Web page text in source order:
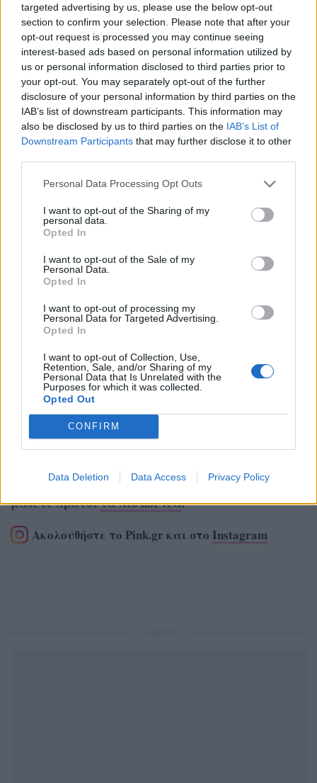
targeted advertising by us, please use the below opt-out
section to confirm your selection. Please note that after your
opt-out request is processed you may continue seeing
interest-based ads based on personal information utilized by
us or personal information disclosed to third parties prior to
your opt-out. You may separately opt-out of the further
disclosure of your personal information by third parties on the
IAB’s list of downstream participants. This information may
also be disclosed by us to third parties on the IAB’s List of
Downstream Participants that may further disclose it to other
Personal Data Processing Opt Outs
I want to opt-out of the Sharing of my
personal data.
Opted In
I want to opt-out of the Sale of my
Personal Data.
Opted In
I want to opt-out of processing my
Personal Data for Targeted Advertising.
Opted In
I want to opt-out of Collection, Use,
Retention, Sale, and/or Sharing of my
Personal Data that Is Unrelated with the
Purposes for which it was collected.
Opted Out
CONFIRM
Data Deletion Data Access Privacy Policy
[ΠΗΓΗ]
ΔΙΑΦΗΜΙΣΗ
Ακολουθήστε το Pink.gr στο Google Newsκαι
μάθετε πρώτοιτα πιο hot νέα.
Ακολουθήστε το Pink.gr και στο Instagram